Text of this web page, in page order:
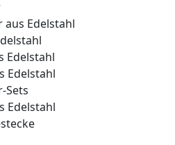
aus Edelstahl
Edelstahl
Edelstahl
Sets
Edelstahl